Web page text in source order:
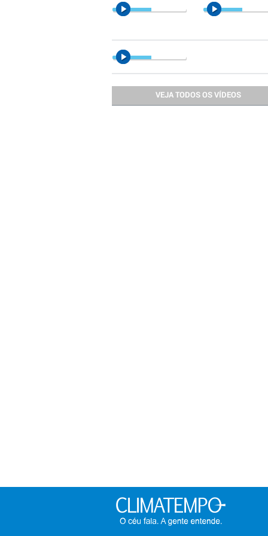
VEJA TODOS OS VÍDEOS